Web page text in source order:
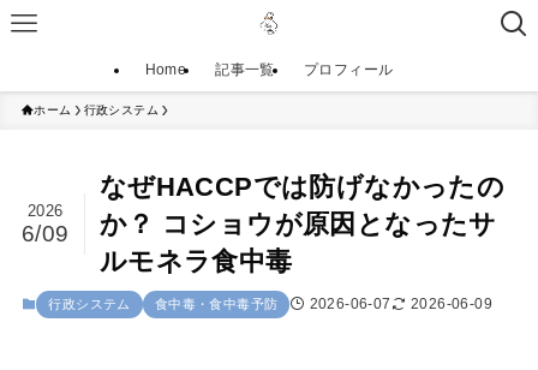
Home 記事一覧 プロフィール
ホーム 行政システム
なぜHACCPでは防げなかったの
か？ コショウが原因となったサ
ルモネラ食中毒
2026
6/09
行政システム 食中毒・食中毒予防 2026-06-07 2026-06-09